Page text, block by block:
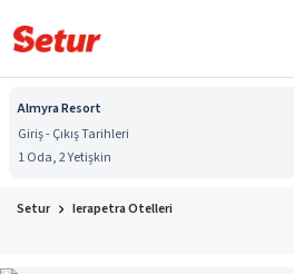
Almyra Resort
Giriş - Çıkış Tarihleri
1 Oda, 2 Yetişkin
Setur Ierapetra Otelleri